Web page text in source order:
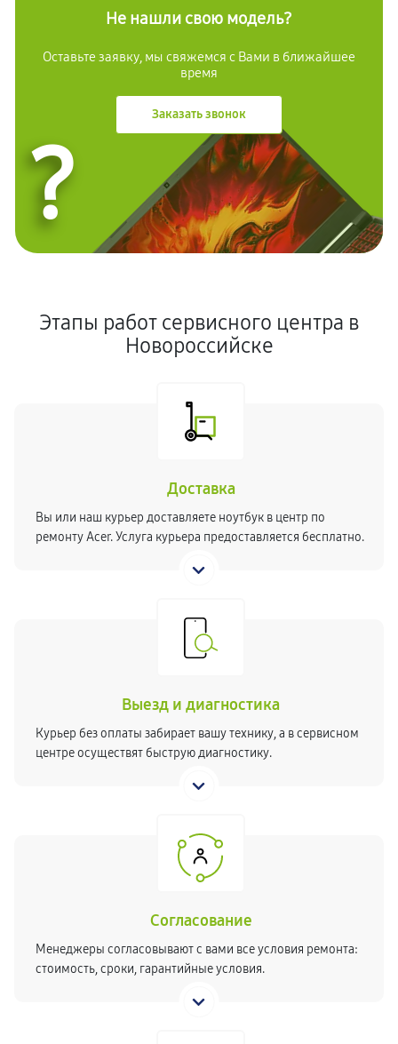
Не нашли свою модель?
Оставьте заявку, мы свяжемся с Вами в ближайшее
время
Заказать звонок
?
Этапы работ сервисного центра в
Новороссийске
Доставка
Вы или наш курьер доставляете ноутбук в центр по
ремонту Acer. Услуга курьера предоставляется бесплатно.
Выезд и диагностика
Курьер без оплаты забирает вашу технику, а в сервисном
центре осуществят быструю диагностику.
Согласование
Менеджеры согласовывают с вами все условия ремонта:
стоимость, сроки, гарантийные условия.